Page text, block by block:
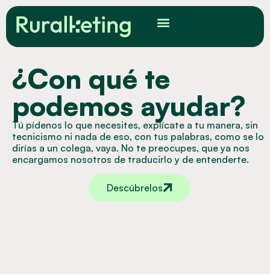
¿Con qué te
podemos ayudar?
Tú pídenos lo que necesites, explícate a tu manera, sin
tecnicismo ni nada de eso, con tus palabras, como se lo
dirías a un colega, vaya. No te preocupes, que ya nos
encargamos nosotros de traducirlo y de entenderte.
Descúbrelos